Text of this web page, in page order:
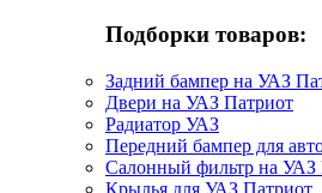
Подборки товаров:
Задний бампер на УАЗ
Двери на УАЗ Патриот
Радиатор УАЗ
Передний бампер для
Салонный фильтр на УАЗ
Крылья для УАЗ Патриот